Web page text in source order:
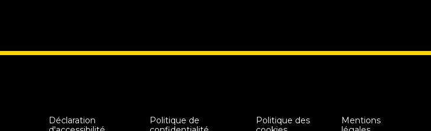
Déclaration
Politique de
Politique des
Mentions